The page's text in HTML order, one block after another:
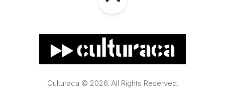
Culturaca © 2026. All Rights Reserved.